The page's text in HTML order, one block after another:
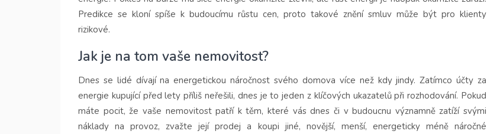
Predikce se kloní spíše k budoucímu růstu cen, proto takové znění smluv může být pro klienty
rizikové.
Jak je na tom vaše nemovitost?
Dnes se lidé dívají na energetickou náročnost svého domova více než kdy jindy. Zatímco účty za
energie kupující před lety příliš neřešili, dnes je to jeden z klíčových ukazatelů při rozhodování. Pokud
máte pocit, že vaše nemovitost patří k těm, které vás dnes či v budoucnu významně zatíží svými
náklady na provoz, zvažte její prodej a koupi jiné, novější, menší, energeticky méně náročné